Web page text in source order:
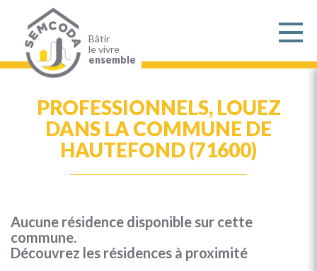
contenu
principal
Bâtir
le vivre
ensemble
PROFESSIONNELS, LOUEZ
DANS LA COMMUNE DE
HAUTEFOND (71600)
Aucune résidence disponible sur cette
commune.
Découvrez les résidences à proximité